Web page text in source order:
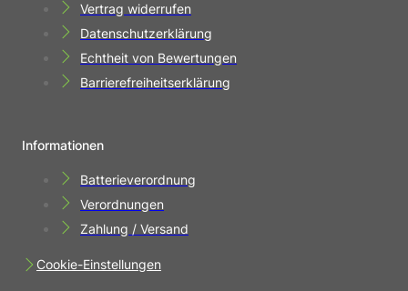
Vertrag widerrufen
Datenschutzerklärung
Echtheit von Bewertungen
Barrierefreiheitserklärung
Informationen
Batterieverordnung
Verordnungen
Zahlung / Versand
Cookie-Einstellungen